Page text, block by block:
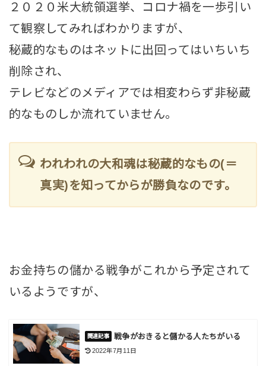
２０２０米大統領選挙、コロナ禍を一歩引い
て観察してみればわかりますが、
秘蔵的なものはネットに出回ってはいちいち
削除され、
テレビなどのメディアでは相変わらず非秘蔵
的なものしか流れていません。
われわれの大和魂は秘蔵的なもの(＝
真実)を知ってからが勝負なのです。
お金持ちの儲かる戦争がこれから予定されて
いるようですが、
戦争がおきると儲かる人たちがいる
2022年7月11日